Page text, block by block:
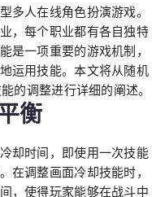
多人在线角色扮演游戏。
，每个职业都有各自独特
是一项重要的游戏机制，
运用技能。本文将从随机
的调整进行详细的阐述。
衡
却时间，即使用一次技能
在调整画面冷却技能时，
，使得玩家能够在战斗中